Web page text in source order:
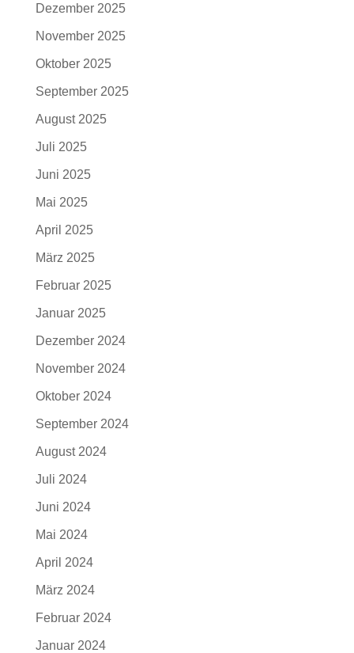
Dezember 2025
November 2025
Oktober 2025
September 2025
August 2025
Juli 2025
Juni 2025
Mai 2025
April 2025
März 2025
Februar 2025
Januar 2025
Dezember 2024
November 2024
Oktober 2024
September 2024
August 2024
Juli 2024
Juni 2024
Mai 2024
April 2024
März 2024
Februar 2024
Januar 2024